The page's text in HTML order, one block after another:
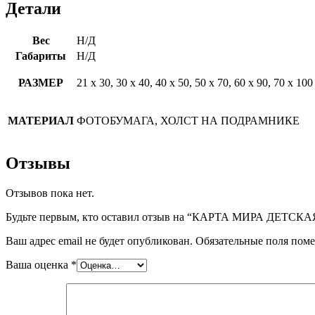
Детали
Вес
Н/Д
Габариты
Н/Д
РАЗМЕР 21 х 30, 30 х 40, 40 х 50, 50 х 70, 60 х 90, 70 х 100
МАТЕРИАЛ ФОТОБУМАГА, ХОЛСТ НА ПОДРАМНИКЕ
Отзывы
Отзывов пока нет.
Будьте первым, кто оставил отзыв на “КАРТА МИРА
Ваш адрес email не будет опубликован. Обязательные поля
Ваша оценка *